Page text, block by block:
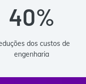
40%
dos custos de
engenharia